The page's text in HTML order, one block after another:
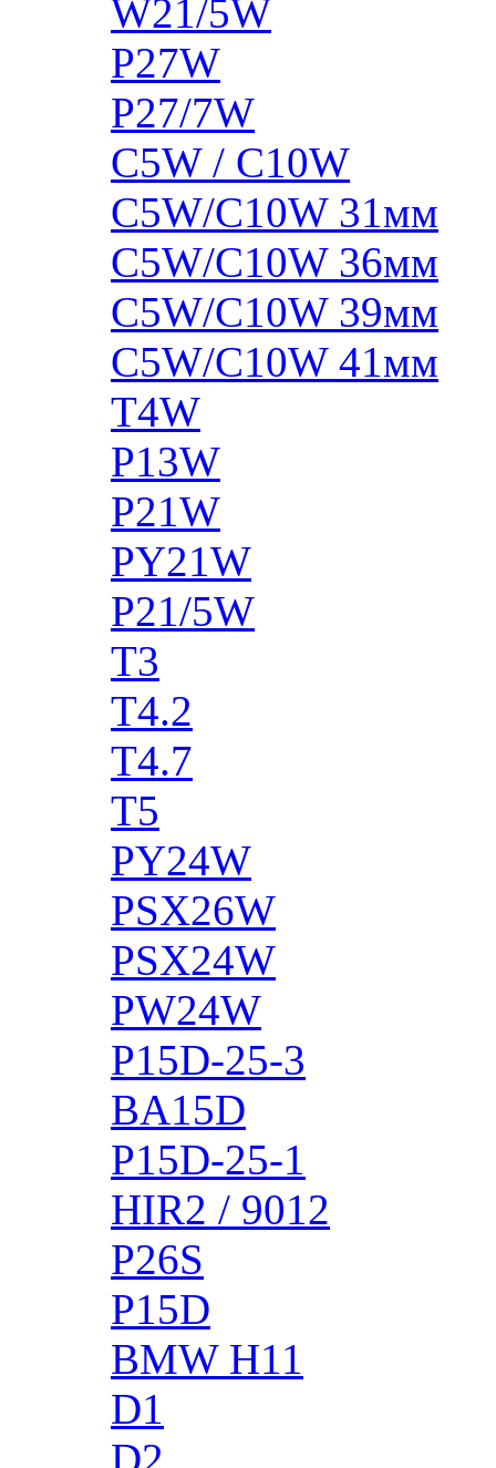
W21/5W
P27W
P27/7W
C5W / C10W
C5W/C10W 31мм
C5W/C10W 36мм
C5W/C10W 39мм
C5W/C10W 41мм
T4W
P13W
P21W
PY21W
P21/5W
T3
T4.2
T4.7
T5
PY24W
PSX26W
PSX24W
PW24W
P15D-25-3
BA15D
P15D-25-1
HIR2 / 9012
P26S
P15D
BMW H11
D1
D2